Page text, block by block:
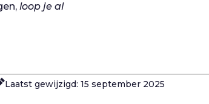
loop je al
Laatst gewijzigd: 15 september 2025